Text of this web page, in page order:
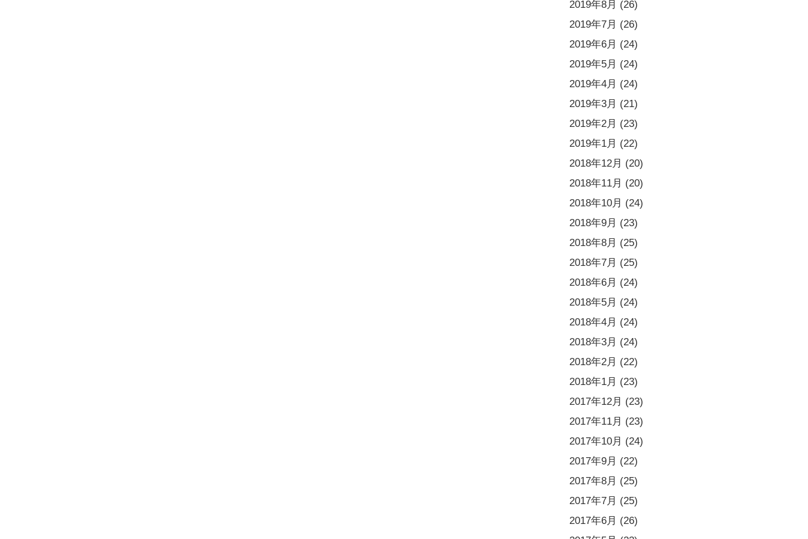
2019年8月 (26)
2019年7月 (26)
2019年6月 (24)
2019年5月 (24)
2019年4月 (24)
2019年3月 (21)
2019年2月 (23)
2019年1月 (22)
2018年12月 (20)
2018年11月 (20)
2018年10月 (24)
2018年9月 (23)
2018年8月 (25)
2018年7月 (25)
2018年6月 (24)
2018年5月 (24)
2018年4月 (24)
2018年3月 (24)
2018年2月 (22)
2018年1月 (23)
2017年12月 (23)
2017年11月 (23)
2017年10月 (24)
2017年9月 (22)
2017年8月 (25)
2017年7月 (25)
2017年6月 (26)